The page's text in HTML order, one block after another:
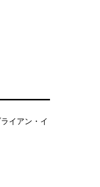
イアン・イ